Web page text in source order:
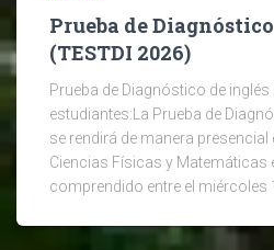
Prueba de
(TESTDI 2026)
Prueba de Diagnóstico de
estudiantes:La Prueba de
se rendirá de manera presencial
Ciencias Físicas y Matemáticas
comprendido entre el miércoles